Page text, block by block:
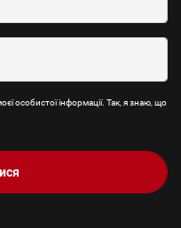
особистої інформації. Так, я знаю, що